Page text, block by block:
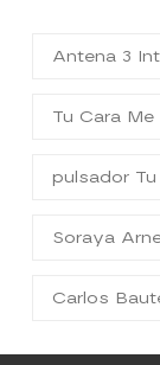
Antena 3
Tu Cara Me
pulsador
Soraya
Carlos